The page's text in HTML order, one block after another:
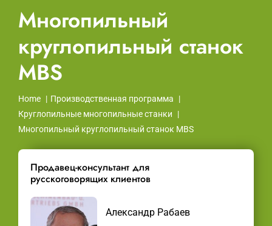
Многопильный
круглопильный станок
MBS
Home
Производственная программа
Круглопильные многопильные станки
Многопильный круглопильный станок MBS
Продавец-консультант для
русскоговорящих клиентов
Александр Рабаев